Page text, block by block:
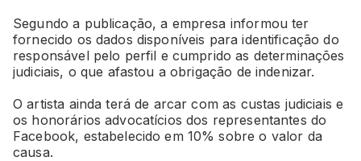
Segundo a publicação, a empresa informou ter
fornecido os dados disponíveis para identificação do
responsável pelo perfil e cumprido as determinações
judiciais, o que afastou a obrigação de indenizar.
O artista ainda terá de arcar com as custas judiciais e
os honorários advocatícios dos representantes do
Facebook, estabelecido em 10% sobre o valor da
causa.